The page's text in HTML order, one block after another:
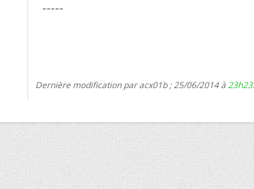
-----
Dernière modification par acx01b ; 25/06/2014 à23h23.